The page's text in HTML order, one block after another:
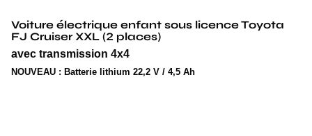
Voiture électrique enfant sous licence Toyota
FJ Cruiser XXL (2 places)
avec transmission 4x4
NOUVEAU : Batterie lithium 22,2 V / 4,5 Ah